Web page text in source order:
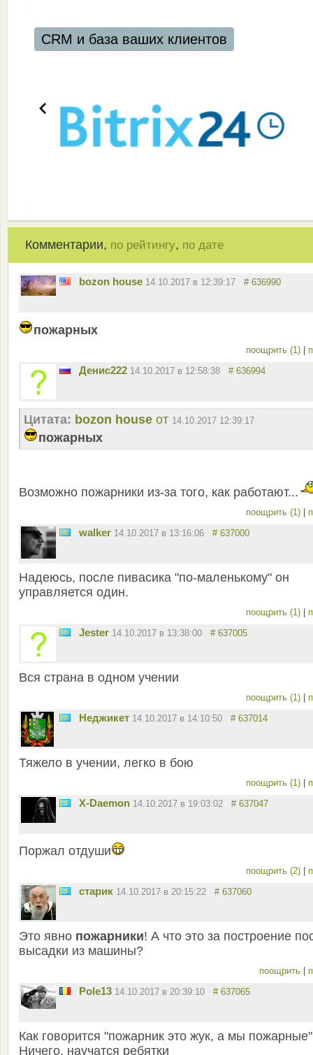
Комментарии, по рейтингу, по дате
bozon house 14.10.2017 в 12:39:17 # 636990
пожарных
поощрить (1) |
Денис222 14.10.2017 в 12:58:38 # 636994
Цитата: bozon house от 14.10.2017 12:39:17
пожарных
Возможно пожарники из-за того, как работают...
поощрить (1) |
walker 14.10.2017 в 13:16:06 # 637000
Надеюсь, после пивасика "по-маленькому" он
управляется один.
поощрить (1) |
Jester 14.10.2017 в 13:38:00 # 637005
Вся страна в одном учении
поощрить (1) |
Неджикет 14.10.2017 в 14:10:50 # 637014
Тяжело в учении, легко в бою
поощрить (1) |
X-Daemon 14.10.2017 в 19:03:02 # 637047
Поржал отдуши
поощрить (2) |
старик 14.10.2017 в 20:15:22 # 637060
Это явно пожарники! А что это за построение
высадки из машины?
поощрить |
Pole13 14.10.2017 в 20:39:10 # 637065
Как говорится "пожарник это жук, а мы
Ничего, научатся ребятки